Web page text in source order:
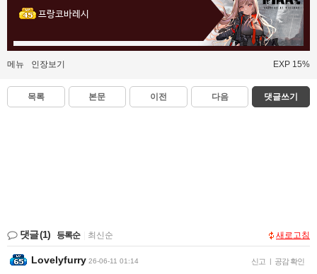
프랑코바레시
메뉴 인장보기 EXP 15%
목록 본문 이전 다음 댓글쓰기
댓글(1) 등록순 최신순 새로고침
Lovelyfurry 26-06-11 01:14 신고 | 공감 확인